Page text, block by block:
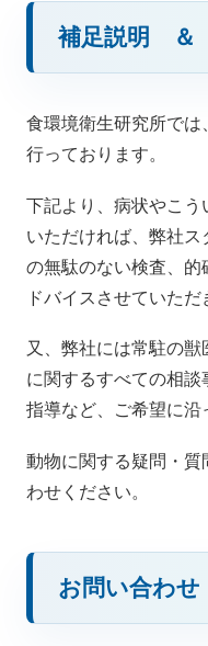
補足説明 ＆
食環境衛生研究所で
行っております。
下記より、病状やこ
いただければ、弊社
の無駄のない検査、
ドバイスさせていただ
又、弊社には常駐の
に関するすべての相
指導など、ご希望に沿
動物に関する疑問・
わせください。
お問い合わせ